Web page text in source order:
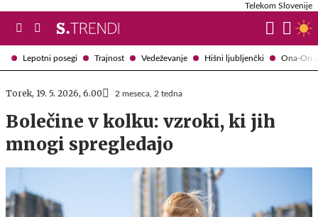
Lepotni posegi Trajnost Vedeževanje Hišni ljubljenčki Ona-
Telekom Slovenije
Torek, 19. 5. 2026, 6.00 2 meseca, 2 tedna
Bolečine v kolku: vzroki, ki jih
mnogi spregledajo